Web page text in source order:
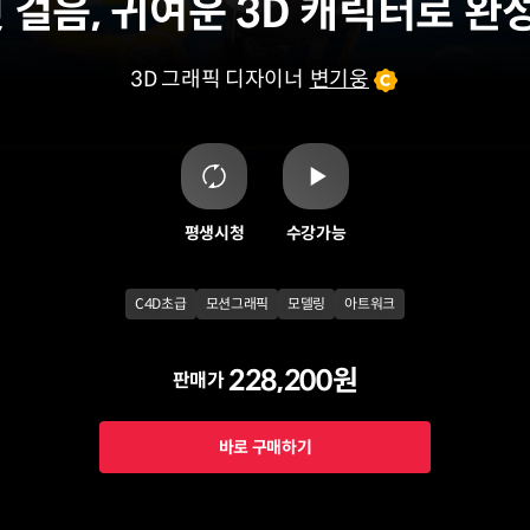
음, 귀여운 3D 캐릭터로 완
3D 그래픽 디자이너 변기웅
평생시청 수강가능
C4D초급 모션그래픽 모델링 아트워크
판매가228,200원
바로 구매하기